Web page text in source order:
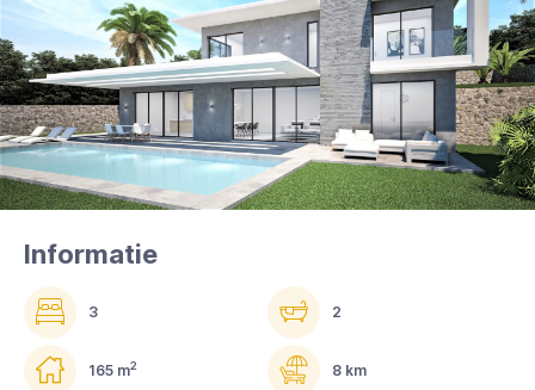
Informatie
3 2
165 m2 8 km